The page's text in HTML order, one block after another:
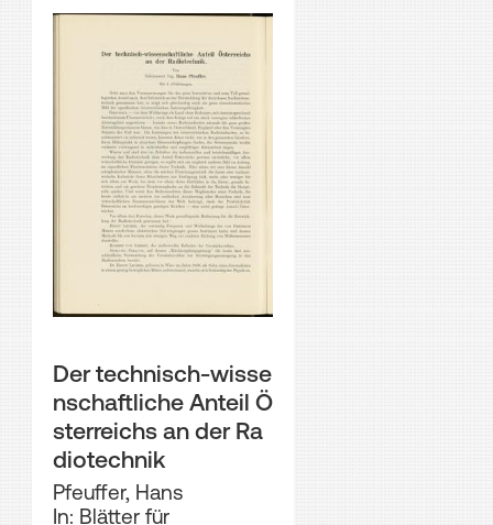
Der technisch-wisse
nschaftliche Anteil Ö
sterreichs an der Ra
diotechnik
Pfeuffer, Hans
In: Blätter für